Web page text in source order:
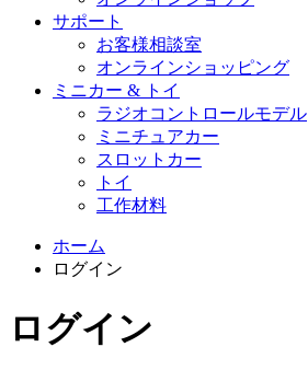
サポート
お客様相談室
オンラインショッピング
ミニカー & トイ
ラジオコントロールモデル
ミニチュアカー
スロットカー
トイ
工作材料
ホーム
ログイン
ログイン